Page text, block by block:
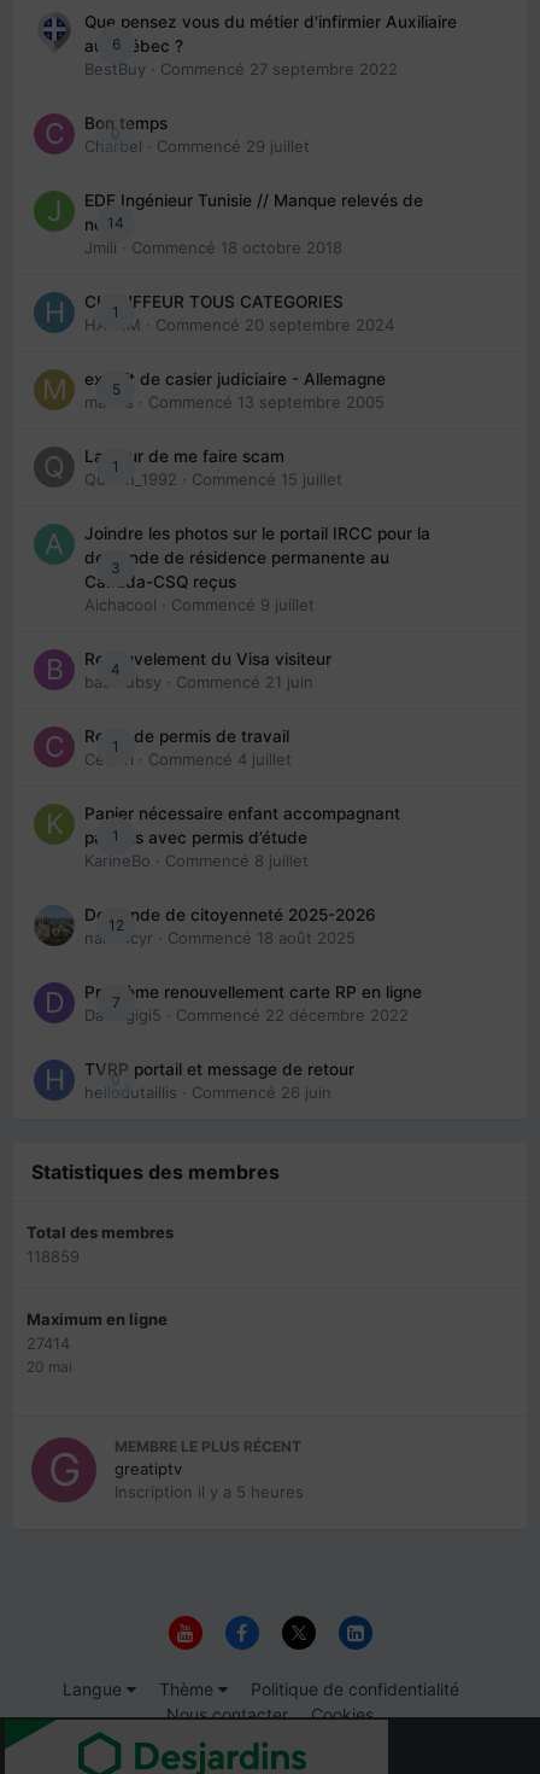
6
Que pensez vous du métier d'infirmier Auxiliaire
au Québec ?
BestBuy · Commencé 27 septembre 2022
0
Bon temps
Charbel · Commencé 29 juillet
14
EDE Ingénieur Tunisie // Manque relevés de
note
Jmili · Commencé 18 octobre 2018
1
CHAUFFEUR TOUS CATEGORIES
HAZEM · Commencé 20 septembre 2024
5
extrait de casier judiciaire - Allemagne
maries · Commencé 13 septembre 2005
1
La peur de me faire scam
Queen_1992 · Commencé 15 juillet
3
Joindre les photos sur le portail IRCC pour la
demande de résidence permanente au
Canada-CSQ reçus
Aichacool · Commencé 9 juillet
4
Renouvelement du Visa visiteur
babibubsy · Commencé 21 juin
1
Refus de permis de travail
Cedbri · Commencé 4 juillet
1
Papier nécessaire enfant accompagnant
parents avec permis d’étude
KarineBo · Commencé 8 juillet
12
Demande de citoyenneté 2025-2026
nanancyr · Commencé 18 août 2025
7
Problème renouvellement carte RP en ligne
Davidgigi5 · Commencé 22 décembre 2022
0
TVRP portail et message de retour
hellodutaillis · Commencé 26 juin
Statistiques des membres
Total des membres
118859
Maximum en ligne
27414
20 mai
MEMBRE LE PLUS RÉCENT
greatiptv
Inscription il y a 5 heures
Langue Thème
Politique de confidentialité
Nous contacter
Cookies
© 1999-2026 Immigrer.com Inc.